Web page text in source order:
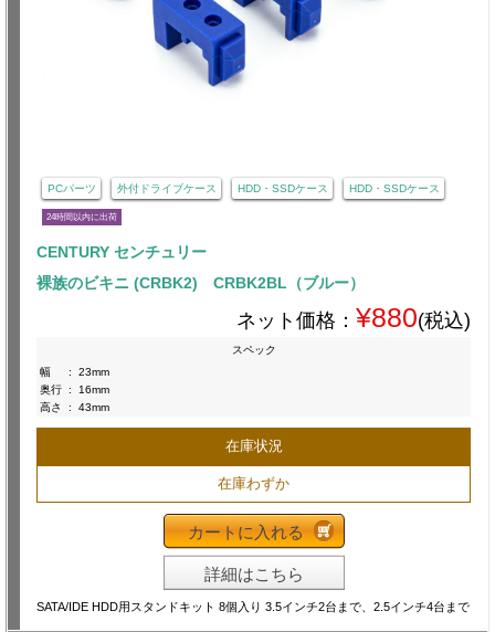
PCパーツ 外付ドライブケース HDD・SSDケース HDD・SSDケース
24時間以内に出荷
CENTURY センチュリー
裸族のビキニ (CRBK2) CRBK2BL（ブルー）
ネット価格： ¥880(税込)
スペック
幅
:
23mm
奥行 :
16mm
高さ
: 43mm
在庫状況
在庫わずか
カートに入れる
詳細はこちら
SATA/IDE HDD用スタンドキット 8個入り 3.5インチ2台まで、2.5インチ4台まで